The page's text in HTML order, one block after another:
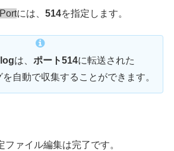
Portには、514を指定します。
は、ポート514に転送された
自動で収集することができます。
ファイル編集は完了です。